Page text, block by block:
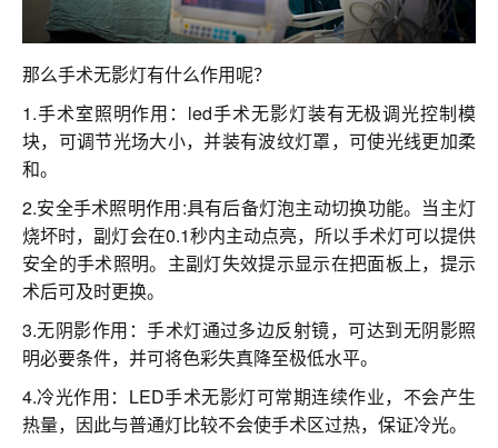
那么手术无影灯有什么作用呢？
1.手术室照明作用：led手术无影灯装有无极调光控制模
块，可调节光场大小，并装有波纹灯罩，可使光线更加柔
和。
2.安全手术照明作用:具有后备灯泡主动切换功能。当主灯
烧坏时，副灯会在0.1秒内主动点亮，所以手术灯可以提供
安全的手术照明。主副灯失效提示显示在把面板上，提示
术后可及时更换。
3.无阴影作用：手术灯通过多边反射镜，可达到无阴影照
明必要条件，并可将色彩失真降至极低水平。
4.冷光作用：LED手术无影灯可常期连续作业，不会产生
热量，因此与普通灯比较不会使手术区过热，保证冷光。